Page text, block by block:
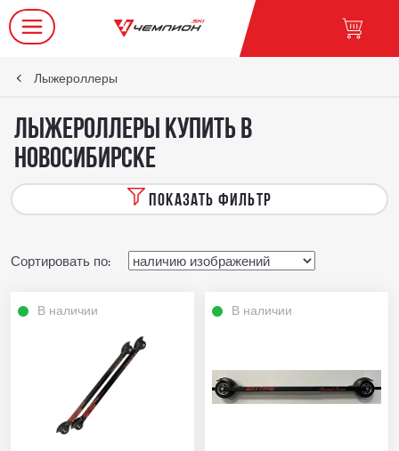
Лыжероллеры
Лыжероллеры купить в
Новосибирске
ПОКАЗАТЬ ФИЛЬТР
Сортировать по:
В наличии В наличии